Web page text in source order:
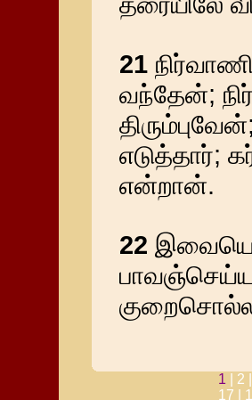
21
வந்தேன்;
எடுத்தார்;
என்றான்.
22
1
2
17 |